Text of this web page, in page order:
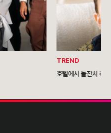
TREND
호텔에서 돌잔치 하